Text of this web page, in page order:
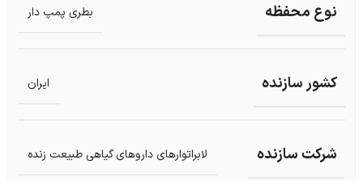
نوع محفظه بطری پمپ دار
کشور سازنده ایران
شرکت سازنده لابراتوارهای داروهای گیاهی طبیعت زنده